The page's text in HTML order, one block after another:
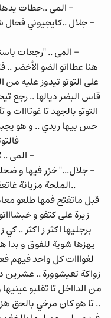
- المى ..حطات
- جلال ..كايجيوني
- المى .. "رجعات
هنا عطااتو الضو الأخضر
على التوتو تيدوز عليه
قاس البضر ديالها .. رجع
التوتو بالجهد تا غوتااات
حس بيها ريدي .. و هو
- المى ..
- جلال..." خزر فيها و
..الملحة مزيانة
قبل ماتفتح فمها طلعو
زيرة على كتفو و
برجليها اكثر ز اكثر ..
يهزها شوية للفوق و بدا
لغوااات كل واحد فيهم
زواكة تعيشوورة .. عشرين
من الدااخل تا تقلبو
.. تا هو كان مرخي بالحق